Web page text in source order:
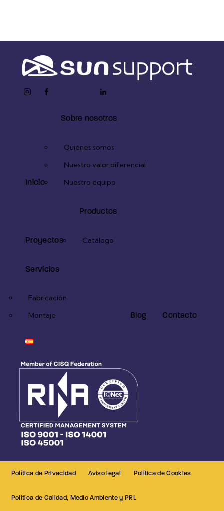
instagramfacebook- youtube2
linkedin
Inicio
Sobre nosotros
Quiénes somos
Nuestro valor diferencial
Nuestro equipo
Proyectos
Productos
Catálogo
Servicios
Fabricación
Montaje
Blog Contacto
Política de Privacidad Aviso legal Política de Cookies
Política de Calidad, Medio Ambiente y PRL